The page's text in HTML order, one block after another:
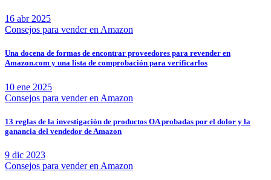
16 abr 2025
Consejos para vender en Amazon
Una docena de formas de encontrar proveedores para revender en
Amazon.com y una lista de comprobación para verificarlos
10 ene 2025
Consejos para vender en Amazon
13 reglas de la investigación de productos OA probadas por el dolor y la
ganancia del vendedor de Amazon
9 dic 2023
Consejos para vender en Amazon